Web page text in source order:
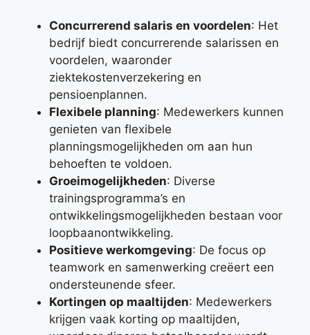
Concurrerend salaris en voordelen: Het
bedrijf biedt concurrerende salarissen en
voordelen, waaronder
ziektekostenverzekering en
pensioenplannen.
Flexibele planning: Medewerkers kunnen
genieten van flexibele
planningsmogelijkheden om aan hun
behoeften te voldoen.
Groeimogelijkheden: Diverse
trainingsprogramma’s en
ontwikkelingsmogelijkheden bestaan voor
loopbaanontwikkeling.
Positieve werkomgeving: De focus op
teamwork en samenwerking creëert een
ondersteunende sfeer.
Kortingen op maaltijden: Medewerkers
krijgen vaak korting op maaltijden,